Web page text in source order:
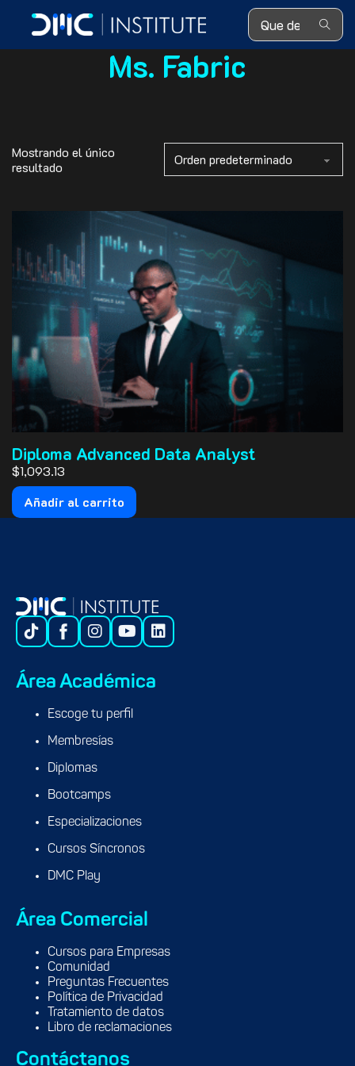
Search ...
Ms. Fabric
Mostrando el único
resultado
Diploma Advanced Data Analyst
$1,093.13
Añadir al carrito
Área Académica
Escoge tu perfil
Membresías
Diplomas
Bootcamps
Especializaciones
Cursos Síncronos
DMC Play
Área Comercial
Cursos para Empresas
Comunidad
Preguntas Frecuentes
Política de Privacidad
Tratamiento de datos
Libro de reclamaciones
Contáctanos